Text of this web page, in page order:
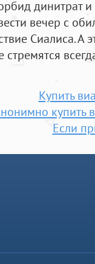
динитрат
вечер с
Сиалиса.
Купить
купить
Если